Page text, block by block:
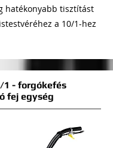
hatékonyabb tisztítást
a 10/1-hez
1 - forgókefés
fej egység